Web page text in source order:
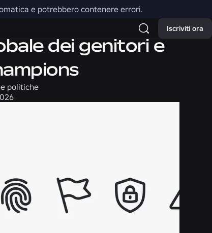
e potrebbero contenere errori.
Iscriviti ora
dei genitori e
politiche